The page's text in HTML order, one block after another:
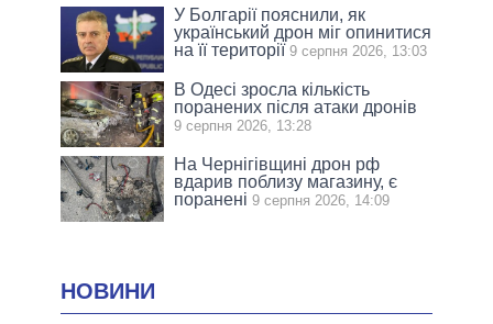
У Болгарії пояснили, як
український дрон міг опинитися
на її території 9 серпня 2026, 13:03
В Одесі зросла кількість
поранених після атаки дронів
9 серпня 2026, 13:28
На Чернігівщині дрон рф
вдарив поблизу магазину, є
поранені 9 серпня 2026, 14:09
НОВИНИ